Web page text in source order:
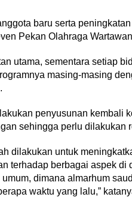
baru serta
Pekan Olahraga
utama, sementara setiap
masing-masing
penyusunan kembali
sehingga perlu dilakukan
dilakukan untuk
terhadap berbagai aspek di
dimana almarhum
waktu yang lalu,”